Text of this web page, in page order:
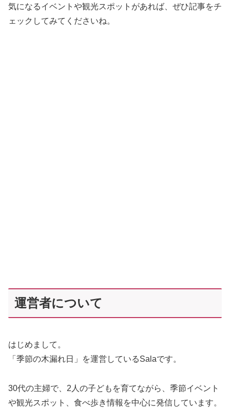
気になるイベントや観光スポットがあれば、ぜひ記事をチ
ェックしてみてくださいね。
運営者について
はじめまして。
「季節の木漏れ日」を運営しているSalaです。
30代の主婦で、2人の子どもを育てながら、季節イベント
や観光スポット、食べ歩き情報を中心に発信しています。